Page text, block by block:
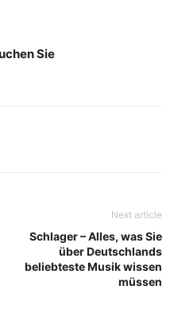
Sie
Next article
Schlager – Alles, was Sie
über Deutschlands
beliebteste Musik wissen
müssen